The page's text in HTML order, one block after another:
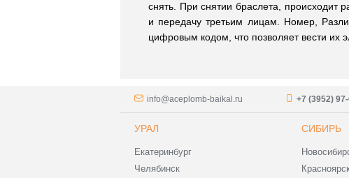
снять. При снятии браслета, происходит
и передачу третьим лицам. Номер,
цифровым кодом, что позволяет вести их
info@aceplomb-baikal.ru +7 (3952)
УРАЛ
Екатеринбург
Челябинск
СИБИРЬ